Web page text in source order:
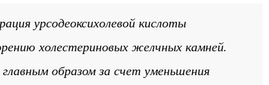
урсодеоксихолевой кислоты
холестериновых желчных камней.
образом за счет уменьшения